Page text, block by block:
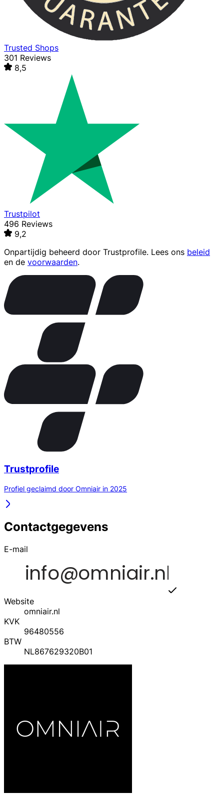
Trusted Shops
301 Reviews
8,5
Trustpilot
496 Reviews
9,2
Onpartijdig beheerd door Trustprofile. Lees ons beleid
en de voorwaarden.
Trustprofile
Profiel geclaimd door Omniair in 2025
Contactgegevens
E-mail
Website
omniair.nl
KVK
96480556
BTW
NL867629320B01